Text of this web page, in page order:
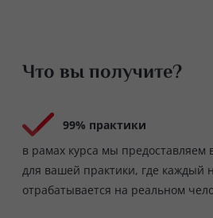
Что вы получите?
99% практики
в рамах курса мы предоставляем
для вашей практики, где каждый
отрабатывается на реальном